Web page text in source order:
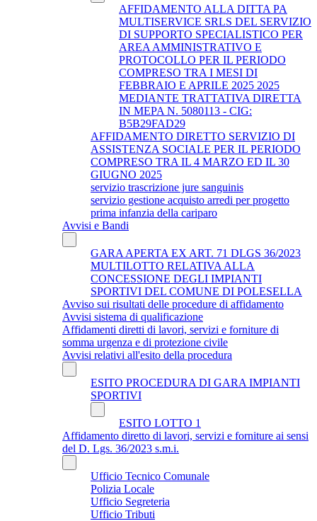
AFFIDAMENTO ALLA DITTA PA
MULTISERVICE SRLS DEL SERVIZIO
DI SUPPORTO SPECIALISTICO PER
AREA AMMINISTRATIVO E
PROTOCOLLO PER IL PERIODO
COMPRESO TRA I MESI DI
FEBBRAIO E APRILE 2025 2025
MEDIANTE TRATTATIVA DIRETTA
IN MEPA N. 5080113 - CIG:
B5B29FAD29
AFFIDAMENTO DIRETTO SERVIZIO DI
ASSISTENZA SOCIALE PER IL PERIODO
COMPRESO TRA IL 4 MARZO ED IL 30
GIUGNO 2025
servizio trascrizione jure sanguinis
servizio gestione acquisto arredi per progetto
prima infanzia della cariparo
Avvisi e Bandi
GARA APERTA EX ART. 71 DLGS 36/2023
MULTILOTTO RELATIVA ALLA
CONCESSIONE DEGLI IMPIANTI
SPORTIVI DEL COMUNE DI POLESELLA
Avviso sui risultati delle procedure di affidamento
Avvisi sistema di qualificazione
Affidamenti diretti di lavori, servizi e forniture di
somma urgenza e di protezione civile
Avvisi relativi all'esito della procedura
ESITO PROCEDURA DI GARA IMPIANTI
SPORTIVI
ESITO LOTTO 1
Affidamento diretto di lavori, servizi e forniture ai sensi
del D. Lgs. 36/2023 s.m.i.
Ufficio Tecnico Comunale
Polizia Locale
Ufficio Segreteria
Ufficio Tributi